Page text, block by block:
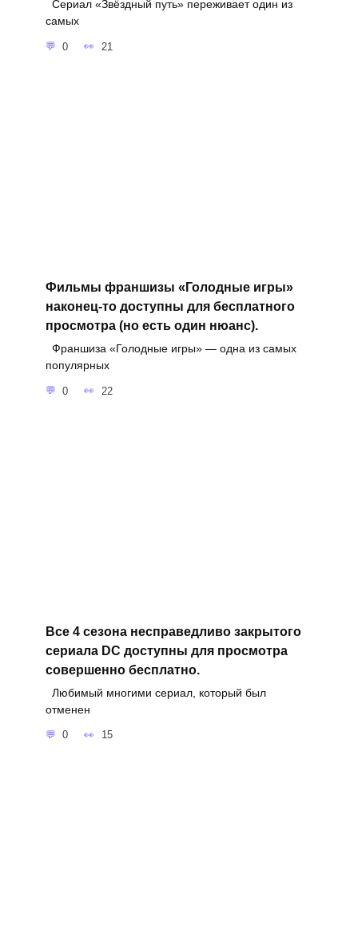
Сериал «Звёздный путь» переживает один из
самых
0 21
Фильмы франшизы «Голодные игры»
наконец-то доступны для бесплатного
просмотра (но есть один нюанс).
Франшиза «Голодные игры» — одна из самых
популярных
0 22
Все 4 сезона несправедливо закрытого
сериала DC доступны для просмотра
совершенно бесплатно.
Любимый многими сериал, который был
отменен
0 15